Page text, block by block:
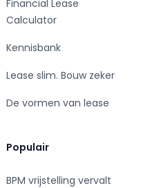
Financial Lease
Calculator
Kennisbank
Lease slim. Bouw zeker
De vormen van lease
Populair
BPM vrijstelling vervalt